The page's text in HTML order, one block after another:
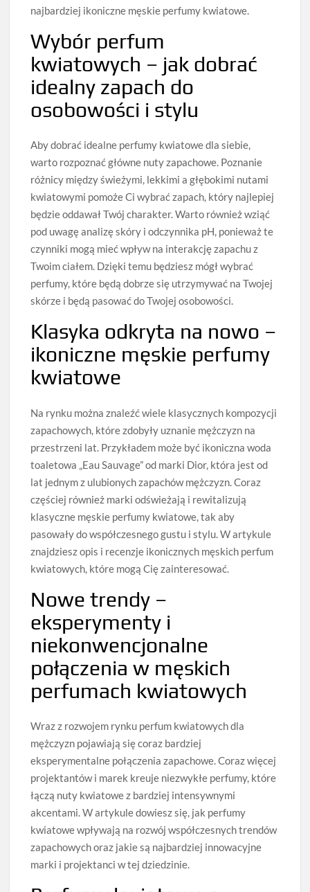
najbardziej ikoniczne męskie perfumy kwiatowe.
Wybór perfum
kwiatowych – jak dobrać
idealny zapach do
osobowości i stylu
Aby dobrać idealne perfumy kwiatowe dla siebie,
warto rozpoznać główne nuty zapachowe. Poznanie
różnicy między świeżymi, lekkimi a głębokimi nutami
kwiatowymi pomoże Ci wybrać zapach, który najlepiej
będzie oddawał Twój charakter. Warto również wziąć
pod uwagę analizę skóry i odczynnika pH, ponieważ te
czynniki mogą mieć wpływ na interakcję zapachu z
Twoim ciałem. Dzięki temu będziesz mógł wybrać
perfumy, które będą dobrze się utrzymywać na Twojej
skórze i będą pasować do Twojej osobowości.
Klasyka odkryta na nowo –
ikoniczne męskie perfumy
kwiatowe
Na rynku można znaleźć wiele klasycznych kompozycji
zapachowych, które zdobyły uznanie mężczyzn na
przestrzeni lat. Przykładem może być ikoniczna woda
toaletowa „Eau Sauvage” od marki Dior, która jest od
lat jednym z ulubionych zapachów mężczyzn. Coraz
częściej również marki odświeżają i rewitalizują
klasyczne męskie perfumy kwiatowe, tak aby
pasowały do współczesnego gustu i stylu. W artykule
znajdziesz opis i recenzje ikonicznych męskich perfum
kwiatowych, które mogą Cię zainteresować.
Nowe trendy –
eksperymenty i
niekonwencjonalne
połączenia w męskich
perfumach kwiatowych
Wraz z rozwojem rynku perfum kwiatowych dla
mężczyzn pojawiają się coraz bardziej
eksperymentalne połączenia zapachowe. Coraz więcej
projektantów i marek kreuje niezwykłe perfumy, które
łączą nuty kwiatowe z bardziej intensywnymi
akcentami. W artykule dowiesz się, jak perfumy
kwiatowe wpływają na rozwój współczesnych trendów
zapachowych oraz jakie są najbardziej innowacyjne
marki i projektanci w tej dziedzinie.